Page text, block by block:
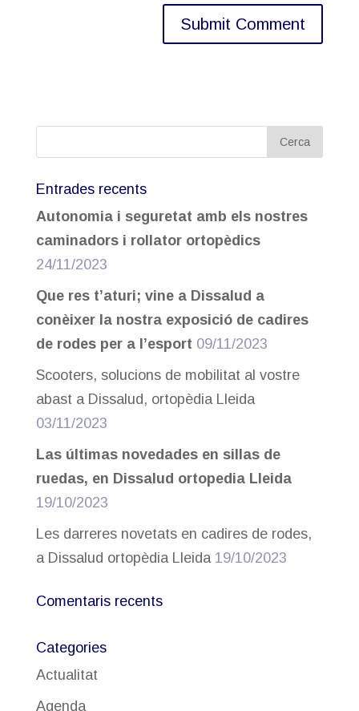
Entrades recents
Autonomia i seguretat amb els nostres
caminadors i rollator ortopèdics
24/11/2023
Que res t’aturi; vine a Dissalud a
conèixer la nostra exposició de cadires
de rodes per a l’esport 09/11/2023
Scooters, solucions de mobilitat al vostre
abast a Dissalud, ortopèdia Lleida
03/11/2023
Las últimas novedades en sillas de
ruedas, en Dissalud ortopedia Lleida
19/10/2023
Les darreres novetats en cadires de rodes,
a Dissalud ortopèdia Lleida 19/10/2023
Comentaris recents
Categories
Actualitat
Agenda